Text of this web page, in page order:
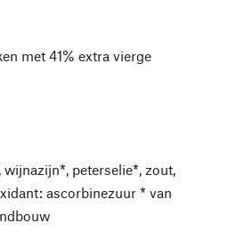
met 41% extra vierge
peterselie*, zout,
ascorbinezuur * van